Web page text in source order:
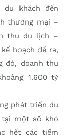
khách đến
thương mại –
thu du lịch –
hoạch đề ra,
đó, doanh thu
1.600 tỷ
phát triển du
tại một số khó
hết các tiềm